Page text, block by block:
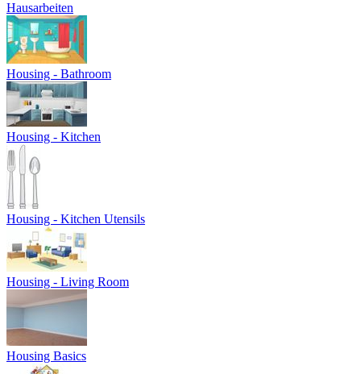
Hausarbeiten
Housing - Bathroom
Housing - Kitchen
Housing - Kitchen Utensils
Housing - Living Room
Housing Basics